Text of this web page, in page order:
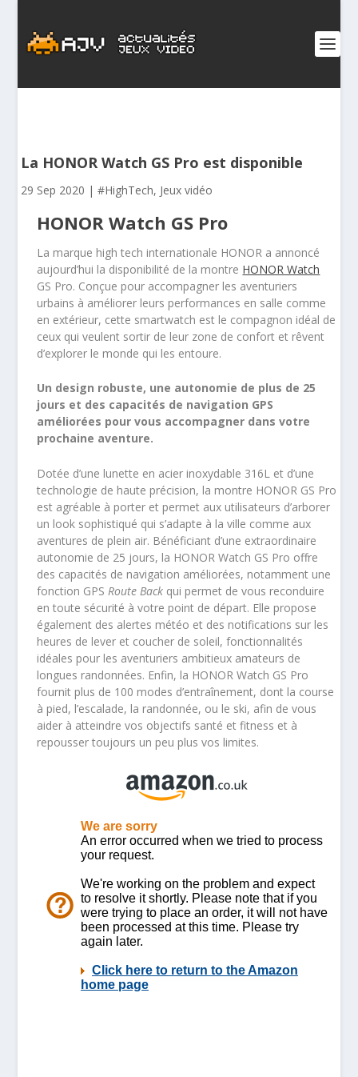
La HONOR Watch GS Pro est disponible
29 Sep 2020 |#HighTech, Jeux vidéo
HONOR Watch GS Pro
La marque high tech internationale HONOR a annoncé
aujourd’hui la disponibilité de la montre HONOR Watch
GS Pro. Conçue pour accompagner les aventuriers
urbains à améliorer leurs performances en salle comme
en extérieur, cette smartwatch est le compagnon idéal de
ceux qui veulent sortir de leur zone de confort et rêvent
d’explorer le monde qui les entoure.
Un design robuste, une autonomie de plus de 25
jours et des capacités de navigation GPS
améliorées pour vous accompagner dans votre
prochaine aventure.
Dotée d’une lunette en acier inoxydable 316L et d’une
technologie de haute précision, la montre HONOR GS Pro
est agréable à porter et permet aux utilisateurs d’arborer
un look sophistiqué qui s’adapte à la ville comme aux
aventures de plein air. Bénéficiant d’une extraordinaire
autonomie de 25 jours, la HONOR Watch GS Pro offre
des capacités de navigation améliorées, notamment une
fonction GPS Route Back qui permet de vous reconduire
en toute sécurité à votre point de départ. Elle propose
également des alertes météo et des notifications sur les
heures de lever et coucher de soleil, fonctionnalités
idéales pour les aventuriers ambitieux amateurs de
longues randonnées. Enfin, la HONOR Watch GS Pro
fournit plus de 100 modes d’entraînement, dont la course
à pied, l’escalade, la randonnée, ou le ski, afin de vous
aider à atteindre vos objectifs santé et fitness et à
repousser toujours un peu plus vos limites.